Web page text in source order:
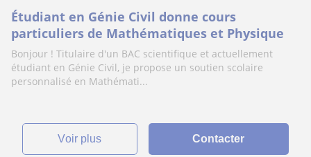
Étudiant en Génie Civil donne cours
particuliers de Mathématiques et Physique
Bonjour ! Titulaire d'un BAC scientifique et actuellement
étudiant en Génie Civil, je propose un soutien scolaire
personnalisé en Mathémati...
voir plus Contacter